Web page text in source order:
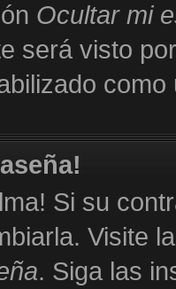
Ocultar mi
será visto
Si su
Visite
. Siga las